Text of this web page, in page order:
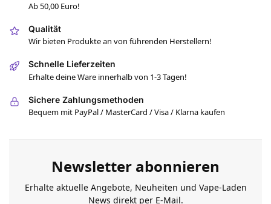
Ab 50,00 Euro!
Qualität
Wir bieten Produkte an von führenden Herstellern!
Schnelle Lieferzeiten
Erhalte deine Ware innerhalb von 1-3 Tagen!
Sichere Zahlungsmethoden
Bequem mit PayPal / MasterCard / Visa / Klarna kaufen
Newsletter abonnieren
Erhalte aktuelle Angebote, Neuheiten und Vape-Laden
News direkt per E-Mail.